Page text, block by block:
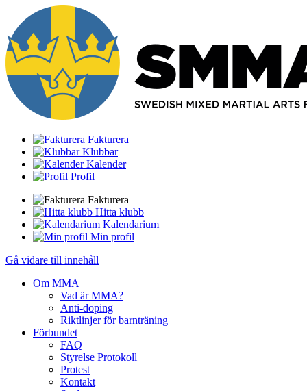
Fakturera
Klubbar
Kalender
Profil
Fakturera
Hitta klubb
Kalendarium
Min profil
Gå vidare till innehåll
Om MMA
Vad är MMA?
Anti-doping
Riktlinjer för barnträning
Förbundet
FAQ
Styrelse Protokoll
Protest
Kontakt